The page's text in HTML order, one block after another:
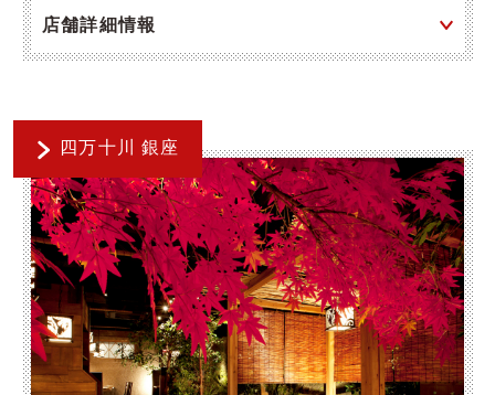
店舗詳細情報
四万十川 銀座